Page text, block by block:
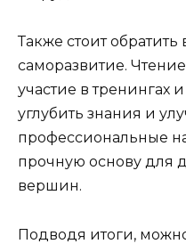
Также стоит
саморазвитие.
участие в тренингах
углубить знания и
профессиональные
прочную основу для
вершин.
Подводя итоги,